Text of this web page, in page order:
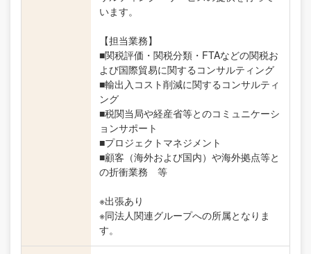
います。
【担当業務】
■関税評価・関税分類・FTAなどの関税お
よび国際貿易に関するコンサルティング
■輸出入コスト削減に関するコンサルティ
ング
■税関当局や経産省等とのコミュニケーシ
ョンサポート
■プロジェクトマネジメント
■顧客（海外および国内）や海外拠点等と
の折衝業務 等
※出張あり
※同法人関連グループへの所属となりま
す。